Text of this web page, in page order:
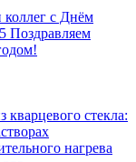
коллег с Днём
Поздравляем
кварцевого стекла:
нагрева